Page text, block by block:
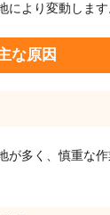
により変動します
な原因
が多く、慎重な